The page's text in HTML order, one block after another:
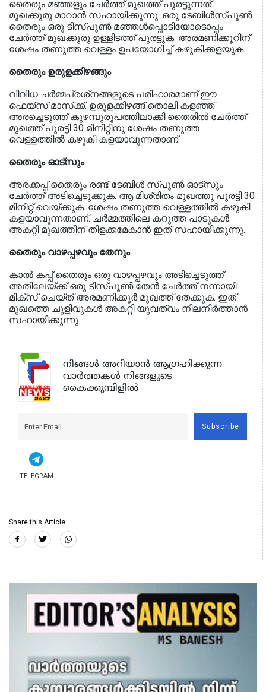
തൈരും മഞ്ഞളും ചേര്‍ത്ത് മുഖത്ത് പുരട്ടുന്നത്
മുഖക്കുരു മാറാന്‍ സഹായിക്കുന്നു. ഒരു ടേബിള്‍സ്പൂണ്‍
തൈരും ഒരു ടീസ്പൂണ്‍ മഞ്ഞള്‍പ്പൊടിയോടൊപ്പം
ചേര്‍ത്ത് മുഖക്കുരു ഉള്ളിടത്ത് പുരട്ടുക. അരമണിക്കൂറിന്
ശേഷം തണുത്ത വെള്ളം ഉപയോഗിച്ച് കഴുകിക്കളയുക
തൈരും ഉരുളക്കിഴങ്ങും
വിവിധ ചര്‍മ്മപ്രശ്‌നങ്ങളുടെ പരിഹാരമാണ് ഈ
ഫെയ്‌സ് മാസ്‌ക്ക്. ഉരുളക്കിഴങ്ങ് തൊലി കളഞ്ഞ്
അരച്ചെടുത്ത് കുഴമ്പുരൂപത്തിലാക്കി തൈരില്‍ ചേര്‍ത്ത്
മുഖത്ത് പുരട്ടി 30 മിനിറ്റിനു ശേഷം തണുത്ത
വെള്ളത്തില്‍ കഴുകി കളയാവുന്നതാണ്.
തൈരും ഓട്‌സും
അരക്കപ്പ് തൈരും രണ്ട് ടേബിള്‍ സ്പൂണ്‍ ഓട്‌സും
ചേര്‍ത്ത് അടിച്ചെടുക്കുക. ആ മിശ്രിതം മുഖത്തു പുരട്ടി 30
മിനിറ്റ് വെയ്ക്കുക. ശേഷം തണുത്ത വെള്ളത്തില്‍ കഴുകി
കളയാവുന്നതാണ്. ചര്‍മ്മത്തിലെ കറുത്ത പാടുകള്‍
അകറ്റി മുഖത്തിന് തിളക്കമേകാന്‍ ഇത് സഹായിക്കുന്നു.
തൈരും വാഴപ്പഴവും തേനും
കാല്‍ കപ്പ് തൈരും ഒരു വാഴപ്പഴവും അടിച്ചെടുത്ത്
അതിലേയ്ക്ക് ഒരു ടീസ്പൂണ്‍ തേന്‍ ചേര്‍ത്ത് നന്നായി
മിക്‌സ് ചെയ്ത് അരമണിക്കൂര്‍ മുഖത്ത് തേക്കുക. ഇത്
മുഖത്തെ ചുളിവുകള്‍ അകറ്റി യുവത്വം നിലനിര്‍ത്താന്‍
സഹായിക്കുന്നു
നിങ്ങൾ അറിയാൻ ആഗ്രഹിക്കുന്ന
വാർത്തകൾ നിങ്ങളുടെ
കൈക്കുമ്പിളിൽ
Subscribe
TELEGRAM
Share this Article